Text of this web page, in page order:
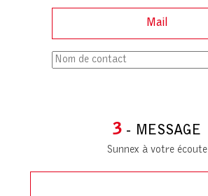
3 - MESSAGE
Sunnex à votre écoute